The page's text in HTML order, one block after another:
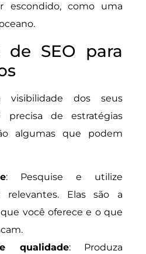
escondido, como uma
de SEO para
visibilidade dos seus
precisa de estratégias
algumas que podem
: Pesquise e utilize
relevantes. Elas são a
você oferece e o que
qualidade: Produza